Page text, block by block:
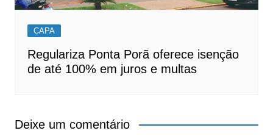
CAPA
Regulariza Ponta Porã oferece isenção
de até 100% em juros e multas
Deixe um comentário